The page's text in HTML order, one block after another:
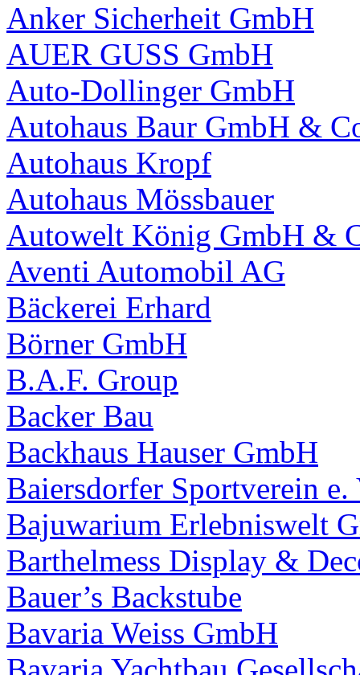
Anker Sicherheit GmbH
AUER GUSS GmbH
Auto-Dollinger GmbH
Autohaus Baur GmbH &
Autohaus Kropf
Autohaus Mössbauer
Autowelt König GmbH &
Aventi Automobil AG
Bäckerei Erhard
Börner GmbH
B.A.F. Group
Backer Bau
Backhaus Hauser GmbH
Baiersdorfer Sportverein e.
Bajuwarium Erlebniswelt
Barthelmess Display &
Bauer’s Backstube
Bavaria Weiss GmbH